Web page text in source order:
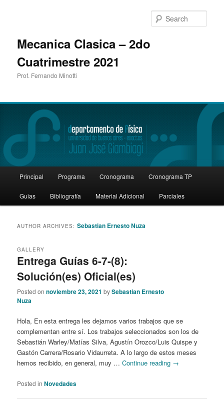
Mecanica Clasica – 2do
Cuatrimestre 2021
Prof. Fernando Minotti
Skip
to
Skip
to
Principal Programa Cronograma Cronograma TP
Guias Bibliografía Material Adicional Parciales
AUTHOR ARCHIVES:Sebastian Ernesto Nuza
Entrega Guías 6-7-(8):
Solución(es) Oficial(es)
GALLERY
Posted onnoviembre 23, 2021 bySebastian Ernesto
Nuza
Hola, En esta entrega les dejamos varios trabajos que se
complementan entre sí. Los trabajos seleccionados son los de
Sebastián Warley/Matías Silva, Agustín Orozco/Luis Quispe y
Gastón Carrera/Rosario Vidaurreta. A lo largo de estos meses
hemos recibido, en general, muy …Continue reading →
Posted in Novedades